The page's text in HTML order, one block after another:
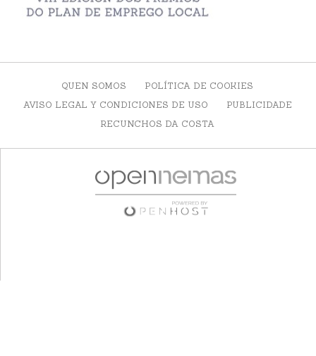
QUEN SOMOS
POLÍTICA DE COOKIES
AVISO LEGAL Y CONDICIONES DE USO
PUBLICIDADE
RECUNCHOS DA COSTA